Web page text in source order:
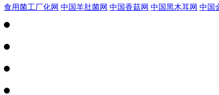
食用菌工厂化网 中国羊肚菌网 中国香菇网 中国黑木耳网 中国